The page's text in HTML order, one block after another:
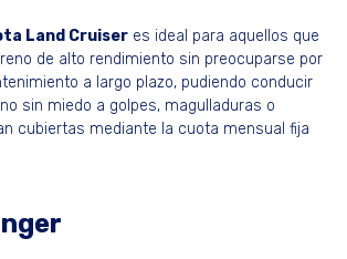
Land Cruiser es ideal para aquellos que
de alto rendimiento sin preocuparse por
a largo plazo, pudiendo conducir
sin miedo a golpes, magulladuras o
cubiertas mediante la cuota mensual fija